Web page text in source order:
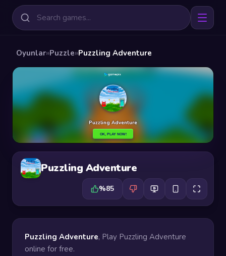
Oyunlar»Puzzle»Puzzling Adventure
Puzzling Adventure
%85
Puzzling Adventure, Play Puzzling Adventure
online for free.